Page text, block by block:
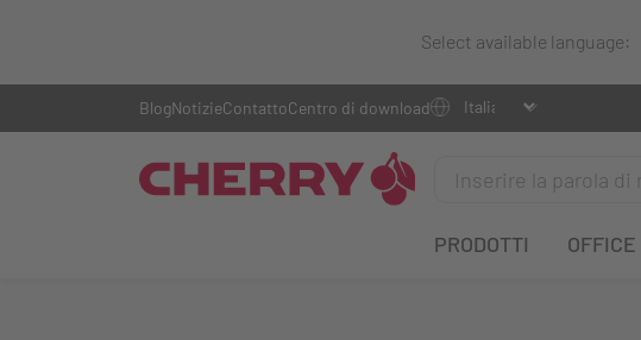
Select available language:
PRODOTTI OFFICE
BlogNotizieContattoCentro di download